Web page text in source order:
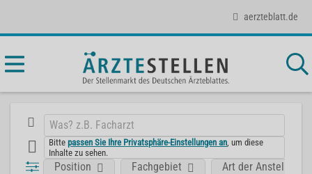
aerzteblatt.de
Bittepassen Sie Ihre Privatsphäre-Einstellungen an , um diese
Inhalte zu sehen.
Position Fachgebiet Art der Anstellung